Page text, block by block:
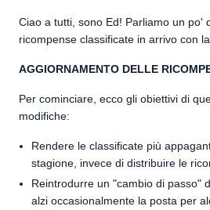
Ciao a tutti, sono Ed! Parliamo un po'
ricompense classificate in arrivo con
AGGIORNAMENTO DELLE
Per cominciare, ecco gli obiettivi di
modifiche:
Rendere le classificate più
stagione, invece di distribuire le
Reintrodurre un "cambio di passo"
alzi occasionalmente la posta per